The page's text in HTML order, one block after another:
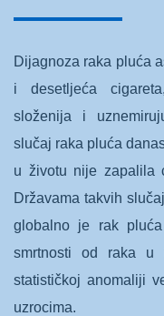
Dijagnoza raka pluća
i desetljeća
složenija i
slučaj raka pluća
u životu nije zapalila
Državama takvih
globalno je rak
smrtnosti od raka
statističkoj anomaliji
uzrocima.